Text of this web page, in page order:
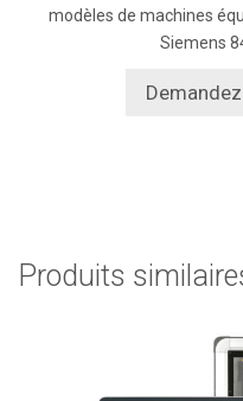
modèles de machines
Siemens
Produits